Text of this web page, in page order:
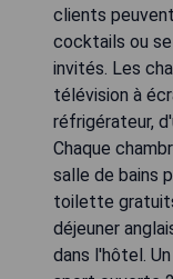
clients
cocktails ou
invités. Les
télévision à
réfrigérateur,
Chaque
salle de bains
toilette
déjeuner
dans l'hôtel.